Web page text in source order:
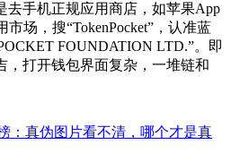
去手机正规应用商店，如苹果App
场，搜“TokenPocket”，认准蓝
FOUNDATION LTD.”。即
，打开钱包界面复杂，一堆链和
：真伪图片看不清，哪个才是真